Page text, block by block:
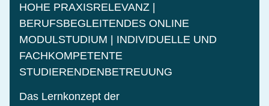
HOHE PRAXISRELEVANZ |
BERUFSBEGLEITENDES ONLINE
MODULSTUDIUM | INDIVIDUELLE UND
FACHKOMPETENTE
STUDIERENDENBETREUUNG
Das Lernkonzept der